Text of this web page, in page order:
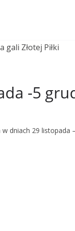
-5
dniach 29 listopada